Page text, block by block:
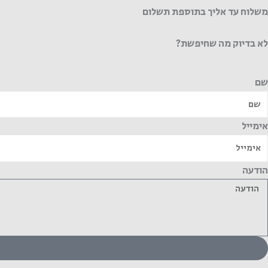
משלוח עד אליך בתוספת תשלום
לא בדיוק מה שחיפשת?
שם
אימייל
הודעה